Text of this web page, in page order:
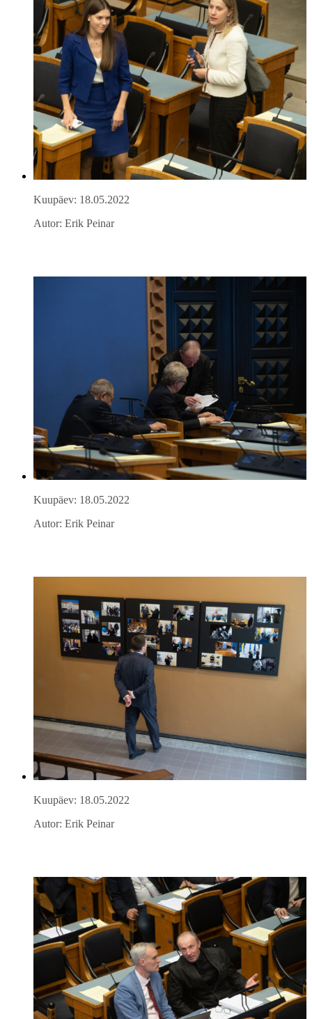
Kuupäev: 18.05.2022
Autor: Erik Peinar
Kuupäev: 18.05.2022
Autor: Erik Peinar
Kuupäev: 18.05.2022
Autor: Erik Peinar